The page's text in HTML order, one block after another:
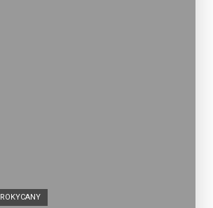
ROKYCANY